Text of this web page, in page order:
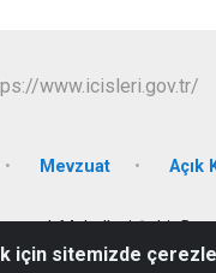
Mevzuat Açık
Mahallesi Şehit
için sitemizde